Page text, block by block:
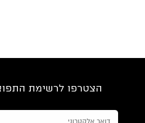
הצטרפו לרשימת